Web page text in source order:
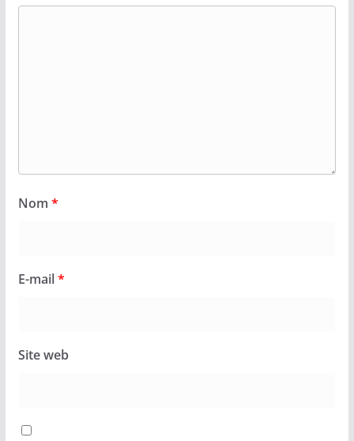
Nom *
E-mail*
Site web